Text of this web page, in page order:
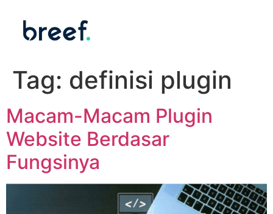
Tag: definisi plugin
Macam-Macam Plugin
Website Berdasar
Fungsinya